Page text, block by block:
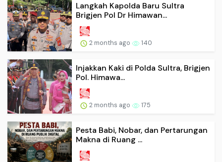
Langkah Kapolda Baru Sultra
Brigjen Pol Dr Himawan...
2 months ago 140
Injakkan Kaki di Polda Sultra, Brigjen
Pol. Himawa...
2 months ago 175
Pesta Babi, Nobar, dan Pertarungan
Makna di Ruang ...